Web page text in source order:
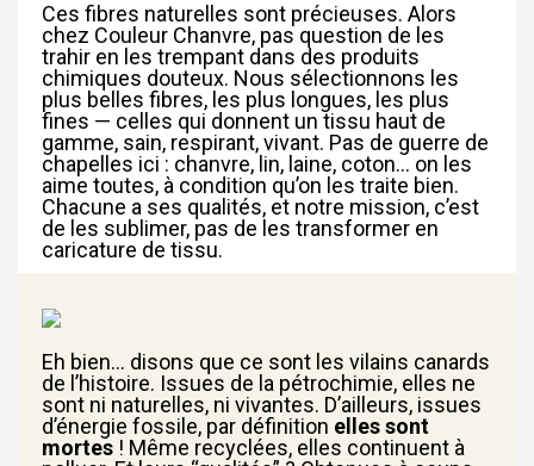
Ces fibres naturelles sont précieuses. Alors
chez Couleur Chanvre, pas question de les
trahir en les trempant dans des produits
chimiques douteux. Nous sélectionnons les
plus belles fibres, les plus longues, les plus
fines — celles qui donnent un tissu haut de
gamme, sain, respirant, vivant. Pas de guerre de
chapelles ici : chanvre, lin, laine, coton... on les
aime toutes, à condition qu’on les traite bien.
Chacune a ses qualités, et notre mission, c’est
de les sublimer, pas de les transformer en
caricature de tissu.
Eh bien… disons que ce sont les vilains canards
de l’histoire. Issues de la pétrochimie, elles ne
sont ni naturelles, ni vivantes. D’ailleurs, issues
d’énergie fossile, par définition elles sont
mortes ! Même recyclées, elles continuent à